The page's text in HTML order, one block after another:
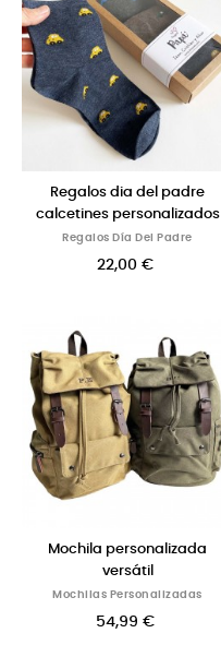
Regalos dia del padre
calcetines personalizados
Regalos Día Del Padre
22,00 €
Mochila personalizada
versátil
Mochilas Personalizadas
54,99 €